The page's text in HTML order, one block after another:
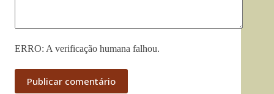
ERRO: A verificação humana falhou.
Publicar comentário